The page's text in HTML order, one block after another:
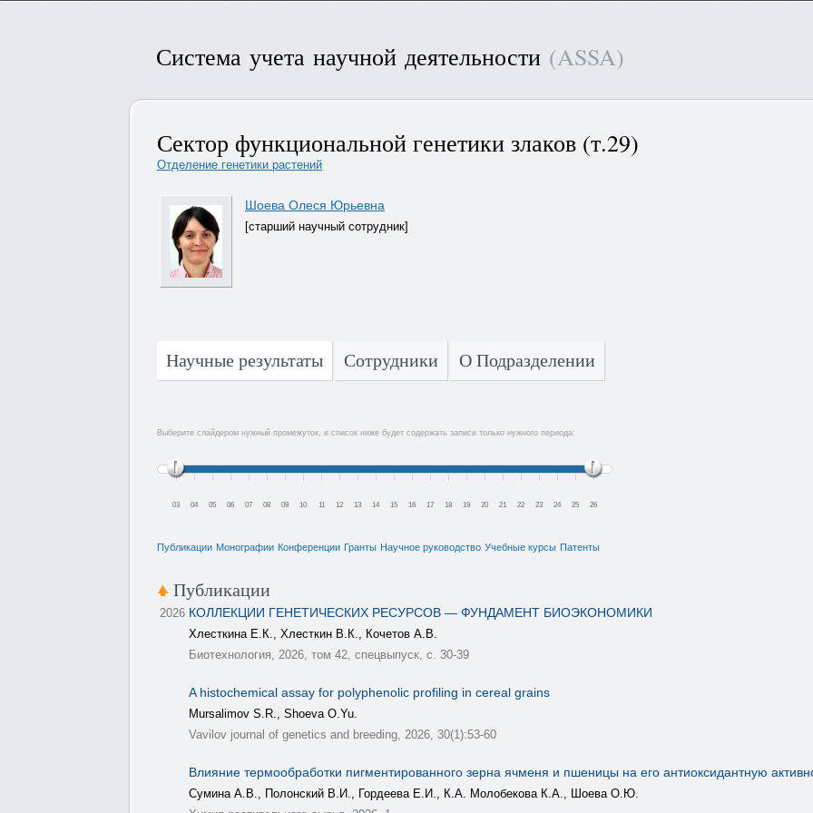
Система учета научной деятельности (ASSA)
Сектор функциональной генетики злаков (т.29)
Отделение генетики растений
Шоева Олеся Юрьевна
[старший научный сотрудник]
Научные результаты Сотрудники О Подразделении
Выберите слайдером нужный промежуток, и список ниже будет содержать записи только нужного периода:
03 04 05 06 07 08 09 10 11 12 13 14 15 16 17 18 19 20 21 22 23 24 25 26
Публикации Монографии Конференции Гранты Научное руководство Учебные курсы Патенты
Публикации
2026 КОЛЛЕКЦИИ ГЕНЕТИЧЕСКИХ РЕСУРСОВ — ФУНДАМЕНТ БИОЭКОНОМИКИ
Хлесткина Е.К., Хлесткин В.К., Кочетов А.В.
Биотехнология, 2026, том 42, спецвыпуск, с. 30-39
A histochemical assay for polyphenolic profiling in cereal grains
Mursalimov S.R., Shoeva O.Yu.
Vavilov journal of genetics and breeding, 2026, 30(1):53-60
Влияние термообработки пигментированного зерна ячменя и пшеницы на его антиоксидантную
Сумина А.В., Полонский В.И., Гордеева Е.И., К.А. Молобекова К.А., Шоева О.Ю.